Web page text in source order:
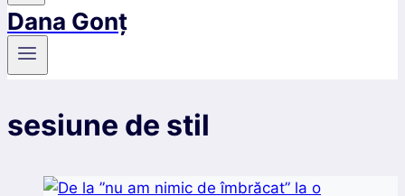
Dana Gonț
sesiune de stil